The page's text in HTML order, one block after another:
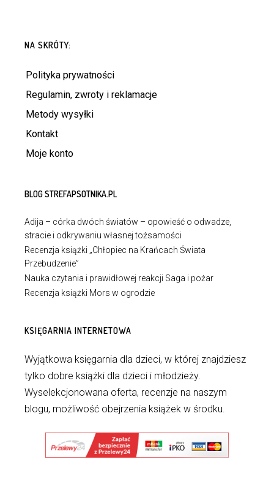
NA SKRÓTY:
Polityka prywatności
Regulamin, zwroty i reklamacje
Metody wysyłki
Kontakt
Moje konto
BLOG STREFAPSOTNIKA.PL
Adija – córka dwóch światów – opowieść o odwadze,
stracie i odkrywaniu własnej tożsamości
Recenzja książki „Chłopiec na Krańcach Świata
Przebudzenie”
Nauka czytania i prawidłowej reakcji Saga i pożar
Recenzja książki Mors w ogrodzie
KSIĘGARNIA INTERNETOWA
Wyjątkowa księgarnia dla dzieci, w której znajdziesz
tylko dobre książki dla dzieci i młodzieży.
Wyselekcjonowana oferta, recenzje na naszym
blogu, możliwość obejrzenia książek w środku.